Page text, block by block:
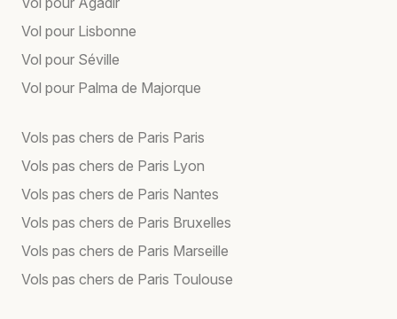
Vol pour Lisbonne
Vol pour Séville
Vol pour Palma de Majorque
Vols pas chers de Paris Paris
Vols pas chers de Paris Lyon
Vols pas chers de Paris Nantes
Vols pas chers de Paris Bruxelles
Vols pas chers de Paris Marseille
Vols pas chers de Paris Toulouse